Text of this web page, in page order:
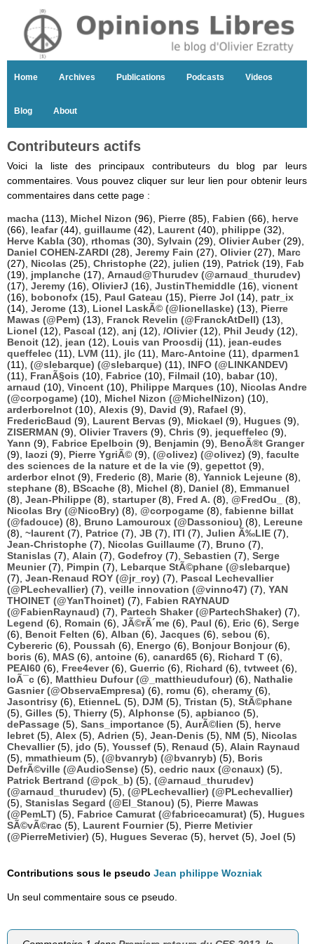
Home Archives Publications Podcasts Videos
Blog About
Contributeurs actifs
Voici la liste des principaux contributeurs du blog par leurs
commentaires. Vous pouvez cliquer sur leur lien pour obtenir leurs
commentaires dans cette page :
macha (113), Michel Nizon (96), Pierre (85), Fabien (66), herve
(66), leafar(44), guillaume (42), Laurent (40), philippe (32),
Herve Kabla (30), rthomas (30), Sylvain (29), Olivier Auber(29),
Daniel COHEN-ZARDI (28), Jeremy Fain (27), Olivier(27), Marc
(27), Nicolas (25), Christophe (22), julien (19), Patrick (19), Fab
(19), jmplanche (17), Arnaud@Thurudev (@arnaud_thurudev)
(17), Jeremy (16), OlivierJ (16), JustinThemiddle (16), vicnent
(16), bobonofx (15), Paul Gateau (15), Pierre Jol (14), patr_ix
(14), Jerome (13), Lionel LaskÃ© (@lionellaske) (13), Pierre
Mawas (@Pem) (13), Franck Revelin (@FranckAtDell) (13),
Lionel (12), Pascal (12), anj (12), /Olivier(12), Phil Jeudy (12),
Benoit (12), jean (12), Louis van Proosdij (11), jean-eudes
queffelec (11), LVM (11), jlc (11), Marc-Antoine (11), dparmen1
(11), (@slebarque) (@slebarque) (11), INFO (@LINKANDEV)
(11), FranÃ§ois (10), Fabrice (10), Filmail (10), babar(10),
arnaud (10), Vincent (10), Philippe Marques (10), Nicolas Andre
(@corpogame) (10), Michel Nizon (@MichelNizon) (10),
arderborelnot (10), Alexis (9), David (9), Rafael (9),
FredericBaud (9), Laurent Bervas (9), Mickael (9), Hugues (9),
ZISERMAN (9), Olivier Travers (9), Chris (9), jequeffelec (9),
Yann (9), Fabrice Epelboin (9), Benjamin (9), BenoÃ®t Granger
(9), laozi (9), Pierre YgriÃ© (9), (@olivez) (@olivez) (9), faculte
des sciences de la nature et de la vie (9), gepettot (9),
arderbor elnot (9), Frederic (8), Marie (8), Yannick Lejeune (8),
stephane (8), BScache (8), Michel (8), Daniel (8), Emmanuel
(8), Jean-Philippe (8), startuper(8), Fred A. (8), @FredOu_
(8),
Nicolas Bry (@NicoBry) (8), @corpogame (8), fabienne billat
(@fadouce) (8), Bruno Lamouroux (@Dassoniou) (8), Lereune
(8), ~laurent (7), Patrice (7), JB (7), ITI (7), Julien Ã‰LIE (7),
Jean-Christophe (7), Nicolas Guillaume (7), Bruno (7),
Stanislas (7), Alain (7), Godefroy (7), Sebastien (7), Serge
Meunier(7), Pimpin (7), Lebarque StÃ©phane (@slebarque)
(7), Jean-Renaud ROY (@jr_roy) (7), Pascal Lechevallier
(@PLechevallier) (7), veille innovation (@vinno47) (7), YAN
THOINET (@YanThoinet) (7), Fabien RAYNAUD
(@FabienRaynaud) (7), Partech Shaker (@PartechShaker) (7),
Legend (6), Romain (6), JÃ©rÃ´me (6), Paul (6), Eric (6), Serge
(6), Benoit Felten (6), Alban (6), Jacques (6), sebou (6),
Cybereric (6), Poussah (6), Energo (6), Bonjour Bonjour(6),
boris (6), MAS (6), antoine (6), canard65 (6), Richard T (6),
PEAI60 (6), Free4ever(6), Guerric (6), Richard (6), tvtweet (6),
loÃ¯c (6), Matthieu Dufour (@_matthieudufour) (6), Nathalie
Gasnier (@ObservaEmpresa) (6), romu (6), cheramy (6),
Jasontrisy (6), EtienneL (5), DJM (5), Tristan (5), StÃ©phane
(5), Gilles (5), Thierry (5), Alphonse (5), apbianco (5),
dePassage (5), Sans_importance (5), AurÃ©lien (5), herve
lebret (5), Alex (5), Adrien (5), Jean-Denis (5), NM (5), Nicolas
Chevallier(5), jdo (5), Youssef (5), Renaud (5), Alain Raynaud
(5), mmathieum (5), (@bvanryb) (@bvanryb) (5), Boris
DefrÃ©ville (@AudioSense) (5), cedric naux (@cnaux) (5),
Patrick Bertrand (@pck_b) (5), (@arnaud_thurudev)
(@arnaud_thurudev) (5), (@PLechevallier) (@PLechevallier)
(5), Stanislas Segard (@El_Stanou) (5), Pierre Mawas
(@PemLT) (5), Fabrice Camurat (@fabricecamurat) (5), Hugues
SÃ©vÃ©rac (5), Laurent Fournier(5), Pierre Metivier
(@PierreMetivier) (5), Hugues Severac (5), hervet (5), Joel (5)
Contributions sous le pseudo Jean philippe Wozniak
Un seul commentaire sous ce pseudo.